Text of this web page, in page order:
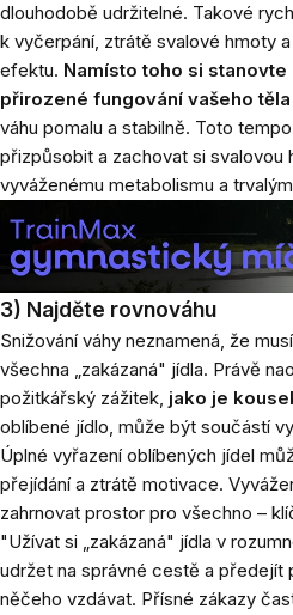
dlouhodobě udržitelné. Takové
k vyčerpání, ztrátě svalové hmoty
efektu. Namísto toho si
přirozené fungování vašeho těla
váhu pomalu a stabilně. Toto
přizpůsobit a zachovat si svalovou
vyváženému metabolismu a
3) Najděte rovnováhu
Snižování váhy neznamená, že
všechna „zakázaná" jídla. Právě
požitkářský zážitek, jako je
oblíbené jídlo, může být součástí
Úplné vyřazení oblíbených jídel
přejídání a ztrátě motivace.
zahrnovat prostor pro všechno –
"Užívat si „zakázaná" jídla v
udržet na správné cestě a předejít
něčeho vzdávat. Přísné zákazy